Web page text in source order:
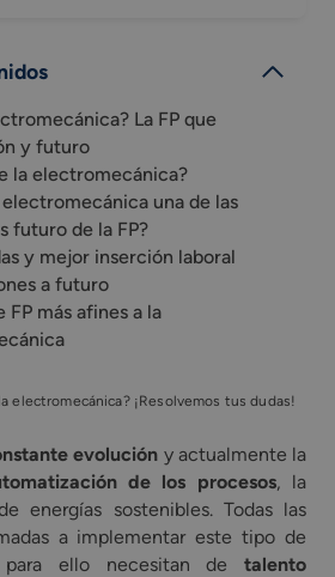
La FP que
y futuro
la electromecánica?
electromecánica una de las
futuro de la FP?
y mejor inserción laboral
a futuro
FP más afines a la
electromecánica? ¡Resolvemos tus dudas!
evolución y actualmente la
de los procesos, la
energías sostenibles. Todas las
a implementar este tipo de
ello necesitan detalento